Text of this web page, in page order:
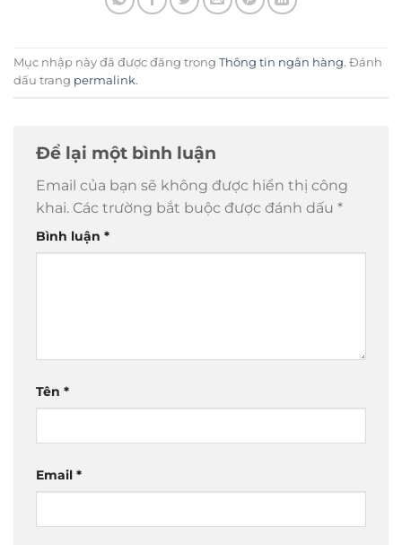
Mục nhập này đã được đăng trong Thông tin ngân hàng. Đánh
dấu trang permalink.
Để lại một bình luận
Email của bạn sẽ không được hiển thị công
khai. Các trường bắt buộc được đánh dấu *
Bình luận *
Tên *
Email *